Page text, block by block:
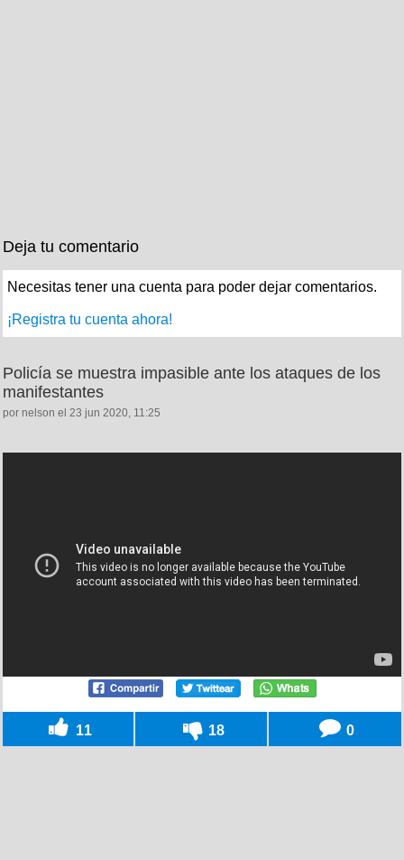
Deja tu comentario
Necesitas tener una cuenta para poder dejar comentarios.
¡Registra tu cuenta ahora!
Policía se muestra impasible ante los ataques de los
manifestantes
por nelson el 23 jun 2020, 11:25
11 18 0